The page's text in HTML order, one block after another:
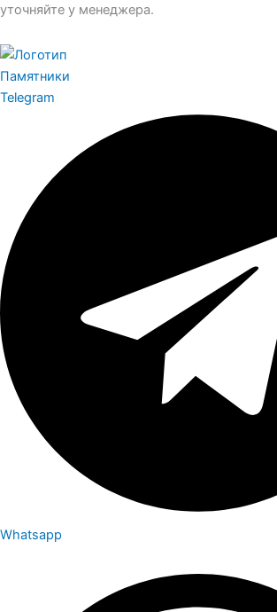
уточняйте у менеджера.
Памятники
Telegram
Whatsapp